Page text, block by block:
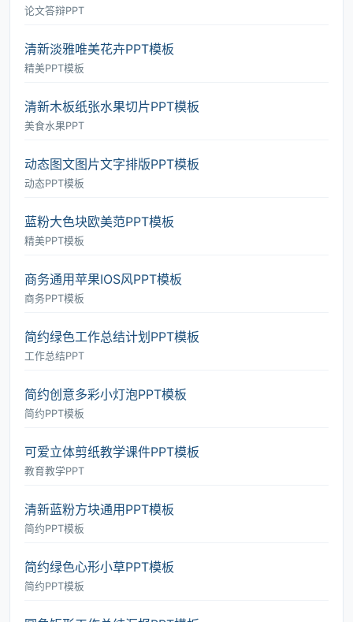
论文答辩PPT
清新淡雅唯美花卉PPT模板
精美PPT模板
清新木板纸张水果切片PPT模板
美食水果PPT
动态图文图片文字排版PPT模板
动态PPT模板
蓝粉大色块欧美范PPT模板
精美PPT模板
商务通用苹果IOS风PPT模板
商务PPT模板
简约绿色工作总结计划PPT模板
工作总结PPT
简约创意多彩小灯泡PPT模板
简约PPT模板
可爱立体剪纸教学课件PPT模板
教育教学PPT
清新蓝粉方块通用PPT模板
简约PPT模板
简约绿色心形小草PPT模板
简约PPT模板